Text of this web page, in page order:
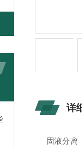
详
固液分离